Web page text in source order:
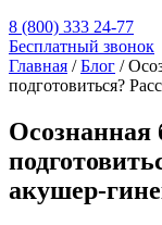
8 (800) 333 24-77
Бесплатный звонок
Главная /Блог /
подготовиться?
Осознанная
акушер-